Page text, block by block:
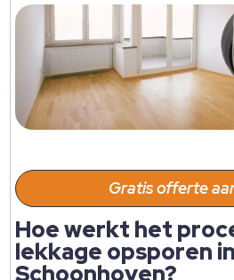
Gratis offerte
Hoe werkt het
lekkage opsporen in